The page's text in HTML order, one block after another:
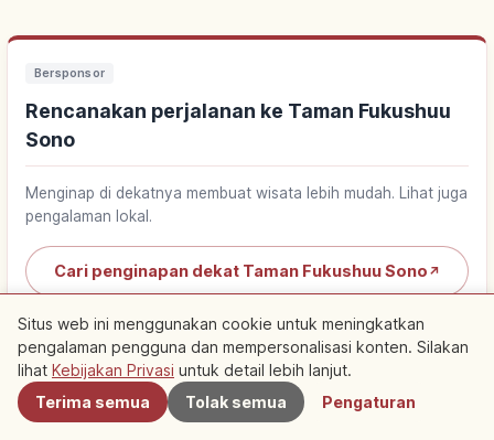
Bersponsor
Rencanakan perjalanan ke Taman Fukushuu
Sono
Menginap di dekatnya membuat wisata lebih mudah. Lihat juga
pengalaman lokal.
Cari penginapan dekat Taman Fukushuu Sono ↗
Cari aktivitas di Taman Fukushuu Sono
Terdekat
Situs web ini menggunakan cookie untuk meningkatkan
pengalaman pengguna dan mempersonalisasi konten. Silakan
lihat Kebijakan Privasi untuk detail lebih lanjut.
Terima semua
Tolak semua Pengaturan